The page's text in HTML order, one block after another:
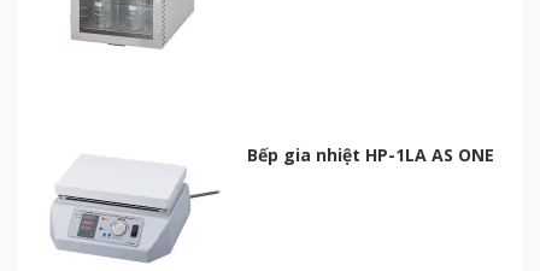
Bếp gia nhiệt HP-1LA AS ONE